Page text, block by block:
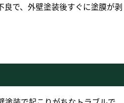
で、外壁塗装後すぐに塗膜が剥